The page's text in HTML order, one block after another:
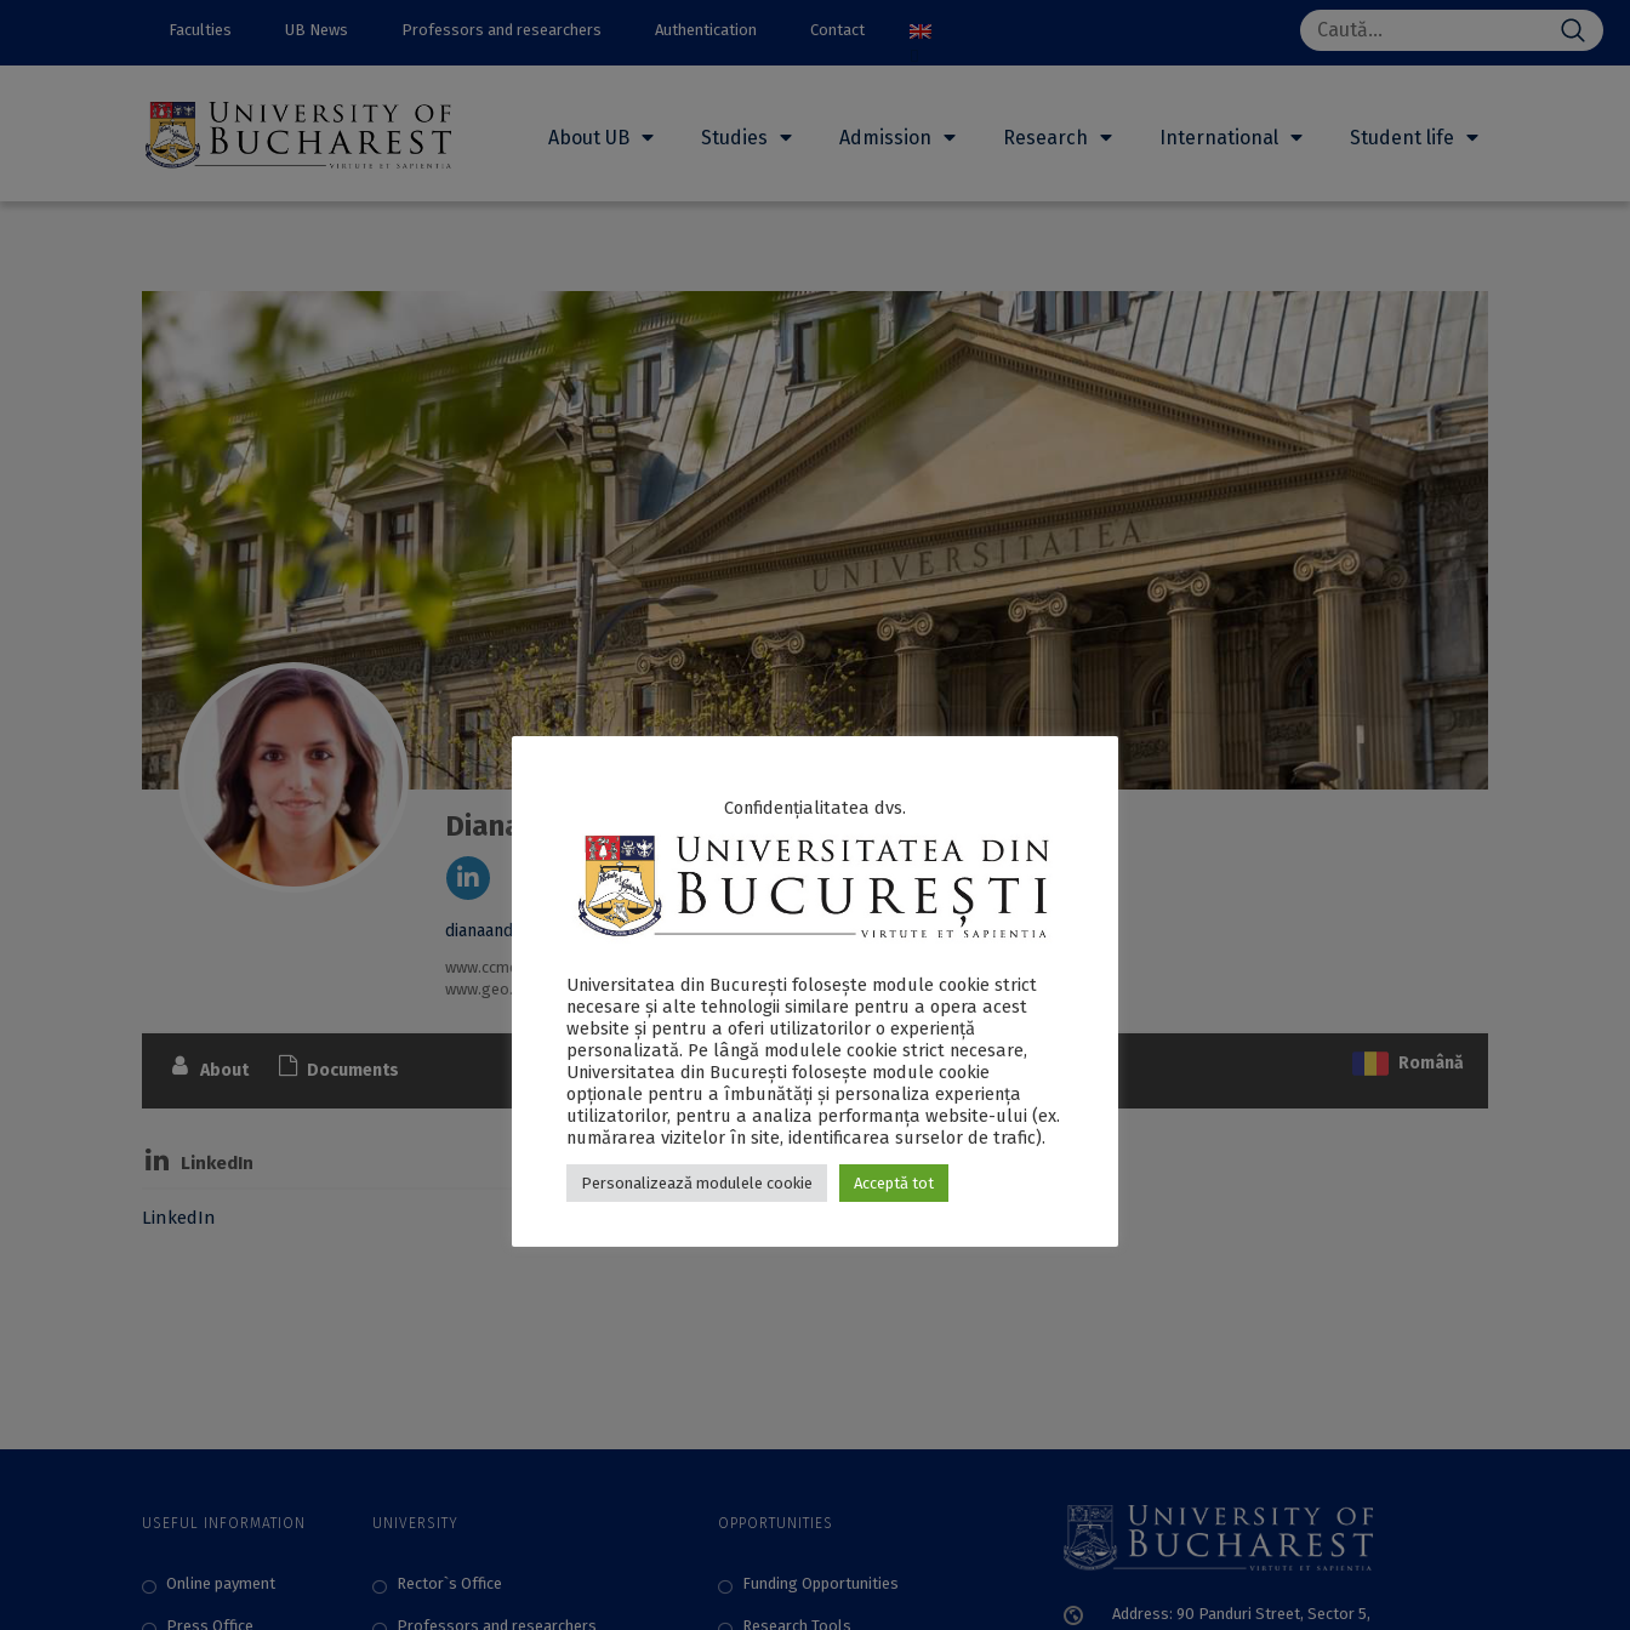
Faculties UB News Professors and researchers Authentication Contact
Search
for:
About UB Studies Admission Research International Student life
Diana Onose
dianaandreea.onose@g.unibuc.ro
www.ccmesi.ro
www.geo.unibuc.ro
About Documents Română
LinkedIn
LinkedIn
USEFUL INFORMATION
Online payment
Press Office
UNIVERSITY
Rector`s Office
Professors and researchers
OPPORTUNITIES
Funding Opportunities
Research Tools
Address: 90 Panduri Street, Sector 5,
Confidențialitatea dvs.
Universitatea din București folosește module cookie strict
necesare și alte tehnologii similare pentru a opera acest
website și pentru a oferi utilizatorilor o experiență
personalizată. Pe lângă modulele cookie strict necesare,
Universitatea din București folosește module cookie
opționale pentru a îmbunătăți și personaliza experiența
utilizatorilor, pentru a analiza performanța website-ului (ex.
numărarea vizitelor în site, identificarea surselor de trafic).
Personalizează modulele cookie Acceptă tot